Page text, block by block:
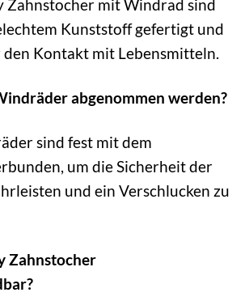
Zahnstocher mit Windrad sind
Kunststoff gefertigt und
Kontakt mit Lebensmitteln.
abgenommen werden?
sind fest mit dem
um die Sicherheit der
und ein Verschlucken zu
Zahnstocher